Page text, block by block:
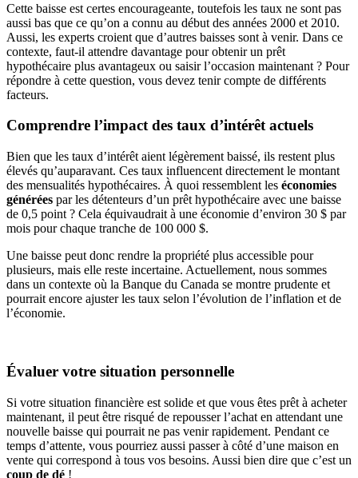
Cette baisse est certes encourageante, toutefois les taux ne sont pas
aussi bas que ce qu’on a connu au début des années 2000 et 2010.
Aussi, les experts croient que d’autres baisses sont à venir. Dans ce
contexte, faut-il attendre davantage pour obtenir un prêt
hypothécaire plus avantageux ou saisir l’occasion maintenant ? Pour
répondre à cette question, vous devez tenir compte de différents
facteurs.
Comprendre l’impact des taux d’intérêt actuels
Bien que les taux d’intérêt aient légèrement baissé, ils restent plus
élevés qu’auparavant. Ces taux influencent directement le montant
des mensualités hypothécaires. À quoi ressemblent les économies
générées par les détenteurs d’un prêt hypothécaire avec une baisse
de 0,5 point ? Cela équivaudrait à une économie d’environ 30 $ par
mois pour chaque tranche de 100 000 $.
Une baisse peut donc rendre la propriété plus accessible pour
plusieurs, mais elle reste incertaine. Actuellement, nous sommes
dans un contexte où la Banque du Canada se montre prudente et
pourrait encore ajuster les taux selon l’évolution de l’inflation et de
l’économie.
Évaluer votre situation personnelle
Si votre situation financière est solide et que vous êtes prêt à acheter
maintenant, il peut être risqué de repousser l’achat en attendant une
nouvelle baisse qui pourrait ne pas venir rapidement. Pendant ce
temps d’attente, vous pourriez aussi passer à côté d’une maison en
vente qui correspond à tous vos besoins. Aussi bien dire que c’est un
coup de dé !